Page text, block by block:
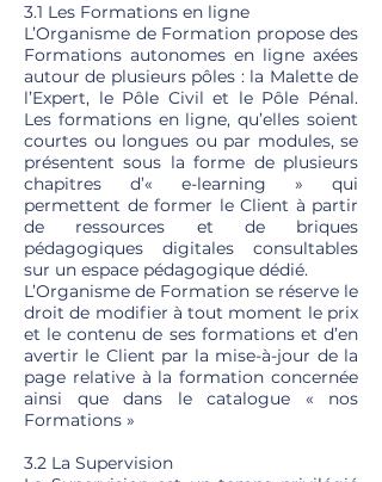
3.1 Les Formations en ligne
L’Organisme de Formation propose des
Formations autonomes en ligne axées
autour de plusieurs pôles : la Malette de
l’Expert, le Pôle Civil et le Pôle Pénal.
Les formations en ligne, qu’elles soient
courtes ou longues ou par modules, se
présentent sous la forme de plusieurs
chapitres d’« e-learning » qui
permettent de former le Client à partir
de ressources et de briques
pédagogiques digitales consultables
sur un espace pédagogique dédié.
L’Organisme de Formation se réserve le
droit de modifier à tout moment le prix
et le contenu de ses formations et d’en
avertir le Client par la mise-à-jour de la
page relative à la formation concernée
ainsi que dans le catalogue « nos
Formations »
3.2 La Supervision